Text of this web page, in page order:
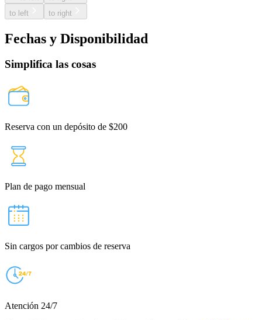
to left
to right
Fechas y Disponibilidad
Simplifica las cosas
Reserva con un depósito de $200
Plan de pago mensual
Sin cargos por cambios de reserva
Atención 24/7